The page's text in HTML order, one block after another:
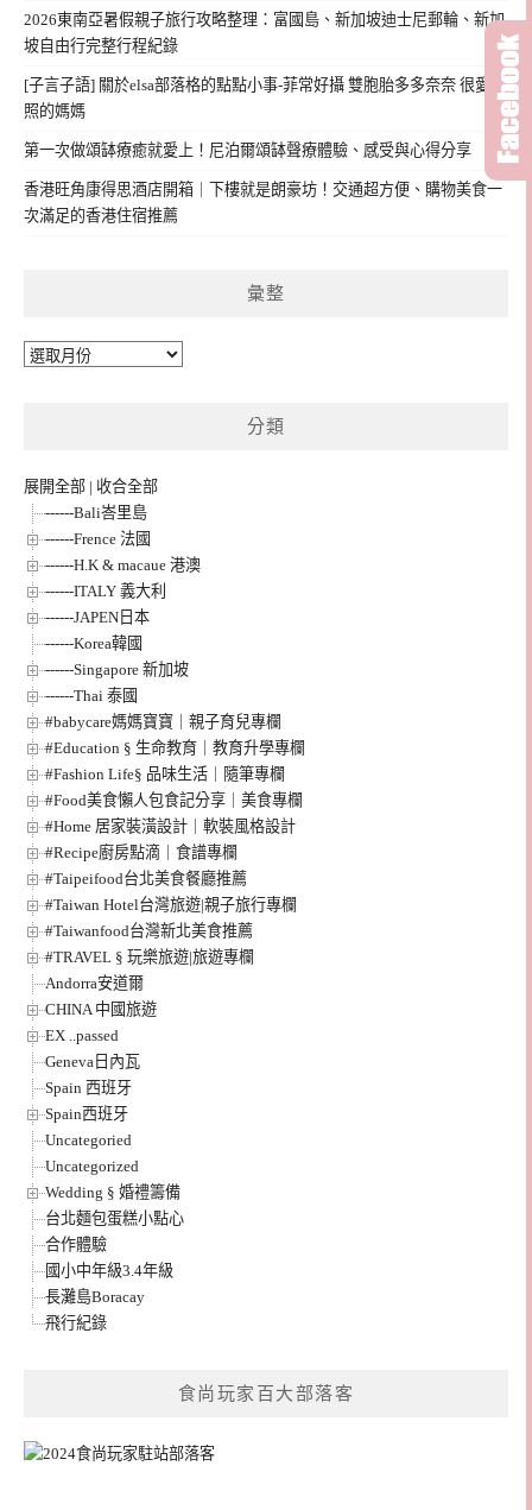
2026東南亞暑假親子旅行攻略整理：富國島、新加坡迪士尼郵輪、新加
坡自由行完整行程紀錄
[子言子語] 關於elsa部落格的點點小事-菲常好攝 雙胞胎多多奈奈 很愛拍
照的媽媽
第一次做頌缽療癒就愛上！尼泊爾頌缽聲療體驗、感受與心得分享
香港旺角康得思酒店開箱｜下樓就是朗豪坊！交通超方便、購物美食一
次滿足的香港住宿推薦
彙整
彙
分類
展開全部 | 收合全部
------Bali峇里島
------Frence 法國
------H.K & macaue 港澳
------ITALY 義大利
------JAPEN日本
------Korea韓國
------Singapore 新加坡
------Thai 泰國
#babycare媽媽寶寶｜親子育兒專欄
#Education § 生命教育｜教育升學專欄
#Fashion Life§ 品味生活｜隨筆專欄
#Food美食懶人包食記分享｜美食專欄
#Home 居家裝潢設計｜軟裝風格設計
#Recipe廚房點滴｜食譜專欄
#Taipeifood台北美食餐廳推薦
#Taiwan Hotel台灣旅遊|親子旅行專欄
#Taiwanfood台灣新北美食推薦
#TRAVEL § 玩樂旅遊|旅遊專欄
Andorra安道爾
CHINA 中國旅遊
EX ..passed
Geneva日內瓦
Spain 西班牙
Spain西班牙
Uncategoried
Uncategorized
Wedding § 婚禮籌備
台北麵包蛋糕小點心
合作體驗
國小中年級3.4年級
長灘島Boracay
飛行紀錄
食尚玩家百大部落客